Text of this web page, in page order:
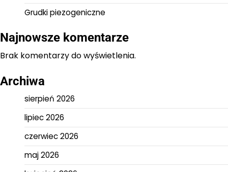
Grudki piezogeniczne
Najnowsze komentarze
Brak komentarzy do wyświetlenia.
Archiwa
sierpień 2026
lipiec 2026
czerwiec 2026
maj 2026